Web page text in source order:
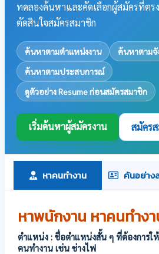
ทดลองค้นหาและคัดเลือกผู้สมัครที่ต
ตัดสินใจสมัครสมาชิก
ค้นหาตามตำแหน่งงาน
ค้นหาตามจั
ค้นหาตามประสบการณ์
ดูตัวอย่าง Resume ก่อนสมัครสมาชิก
เริ่มค้นหาผู้สมัครงาน สมัคร
หาคนทำงาน ค้นอย่าง
หาพนักงาน หาคนทำง
ตำแหน่ง : ชื่อตำแหน่งสั้น ๆ ที่ต้องการใ
คนทำงาน เช่น ช่างไฟ